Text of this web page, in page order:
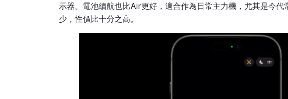
示器。電池續航也比Air更好，適合作為日常主力機，尤其是今
少，性價比十分之高。